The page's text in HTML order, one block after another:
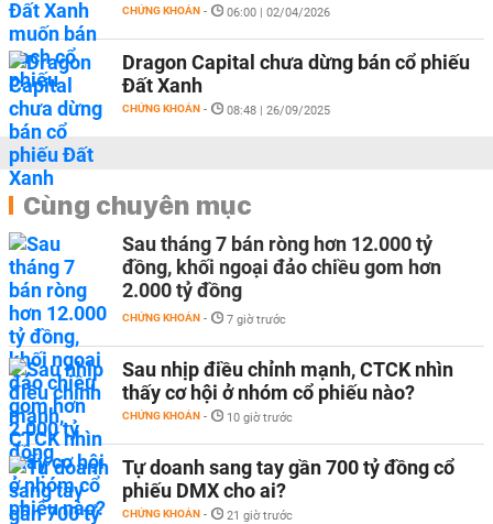
CHỨNG KHOÁN - 06:00 | 02/04/2026
Dragon Capital chưa dừng bán cổ phiếu
Đất Xanh
CHỨNG KHOÁN - 08:48 | 26/09/2025
Cùng chuyên mục
Sau tháng 7 bán ròng hơn 12.000 tỷ
đồng, khối ngoại đảo chiều gom hơn
2.000 tỷ đồng
CHỨNG KHOÁN - 7 giờ trước
Sau nhịp điều chỉnh mạnh, CTCK nhìn
thấy cơ hội ở nhóm cổ phiếu nào?
CHỨNG KHOÁN - 10 giờ trước
Tự doanh sang tay gần 700 tỷ đồng cổ
phiếu DMX cho ai?
CHỨNG KHOÁN - 21 giờ trước